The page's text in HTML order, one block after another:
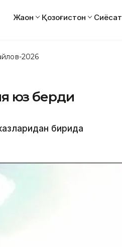
Жаҳон Қозоғистон Сиёсат
2026
юз берди
бирида